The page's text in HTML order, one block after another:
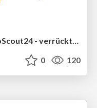
Technologie-Wechsel bei AutoScout24 - verrückt oder zukunftsweisend? (w-jax 2015)
0 120